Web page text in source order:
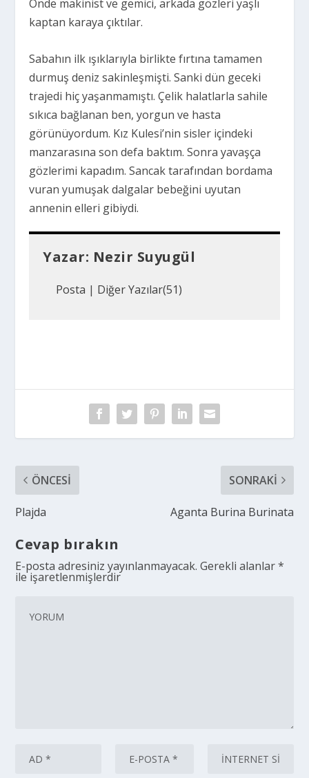
Önde makinist ve gemici, arkada gözleri yaşlı
kaptan karaya çıktılar.
Sabahın ilk ışıklarıyla birlikte fırtına tamamen
durmuş deniz sakinleşmişti. Sanki dün geceki
trajedi hiç yaşanmamıştı. Çelik halatlarla sahile
sıkıca bağlanan ben, yorgun ve hasta
görünüyordum. Kız Kulesi’nin sisler içindeki
manzarasına son defa baktım. Sonra yavaşça
gözlerimi kapadım. Sancak tarafından bordama
vuran yumuşak dalgalar bebeğini uyutan
annenin elleri gibiydi.
Yazar: Nezir Suyugül
Posta | Diğer Yazılar(51)
ÖNCESI
Plajda
SONRAKI
Aganta Burina Burinata
Cevap bırakın
E-posta adresiniz yayınlanmayacak. Gerekli alanlar*
ile işaretlenmişlerdir